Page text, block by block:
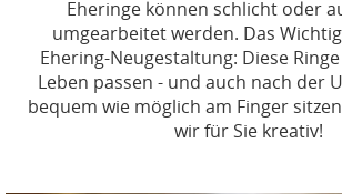
Eheringe können schlicht oder
umgearbeitet werden. Das
Ehering-Neugestaltung: Diese
Leben passen - und auch nach der
bequem wie möglich am Finger
wir für Sie kreativ!